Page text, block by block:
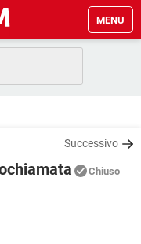
MENU
10
Successivo
Chiuso